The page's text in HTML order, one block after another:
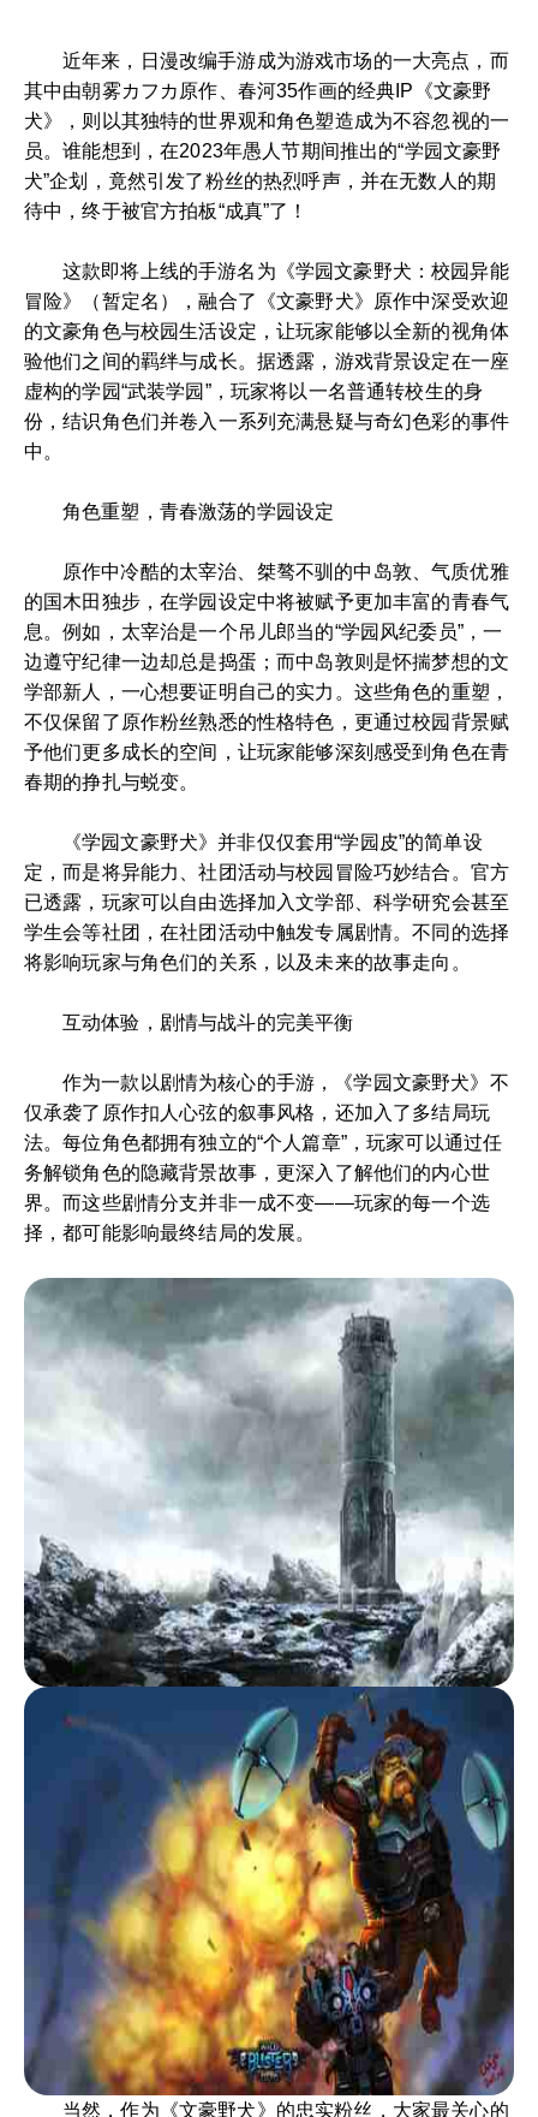
近年来，日漫改编手游成为游戏市场的一大亮点，而
其中由朝雾カフカ原作、春河35作画的经典IP《文豪野
犬》，则以其独特的世界观和角色塑造成为不容忽视的一
员。谁能想到，在2023年愚人节期间推出的“学园文豪野
犬”企划，竟然引发了粉丝的热烈呼声，并在无数人的期
待中，终于被官方拍板“成真”了！
这款即将上线的手游名为《学园文豪野犬：校园异能
冒险》（暂定名），融合了《文豪野犬》原作中深受欢迎
的文豪角色与校园生活设定，让玩家能够以全新的视角体
验他们之间的羁绊与成长。据透露，游戏背景设定在一座
虚构的学园“武装学园”，玩家将以一名普通转校生的身
份，结识角色们并卷入一系列充满悬疑与奇幻色彩的事件
中。
角色重塑，青春激荡的学园设定
原作中冷酷的太宰治、桀骜不驯的中岛敦、气质优雅
的国木田独步，在学园设定中将被赋予更加丰富的青春气
息。例如，太宰治是一个吊儿郎当的“学园风纪委员”，一
边遵守纪律一边却总是捣蛋；而中岛敦则是怀揣梦想的文
学部新人，一心想要证明自己的实力。这些角色的重塑，
不仅保留了原作粉丝熟悉的性格特色，更通过校园背景赋
予他们更多成长的空间，让玩家能够深刻感受到角色在青
春期的挣扎与蜕变。
《学园文豪野犬》并非仅仅套用“学园皮”的简单设
定，而是将异能力、社团活动与校园冒险巧妙结合。官方
已透露，玩家可以自由选择加入文学部、科学研究会甚至
学生会等社团，在社团活动中触发专属剧情。不同的选择
将影响玩家与角色们的关系，以及未来的故事走向。
互动体验，剧情与战斗的完美平衡
作为一款以剧情为核心的手游，《学园文豪野犬》不
仅承袭了原作扣人心弦的叙事风格，还加入了多结局玩
法。每位角色都拥有独立的“个人篇章”，玩家可以通过任
务解锁角色的隐藏背景故事，更深入了解他们的内心世
界。而这些剧情分支并非一成不变——玩家的每一个选
择，都可能影响最终结局的发展。
当然，作为《文豪野犬》的忠实粉丝，大家最关心的